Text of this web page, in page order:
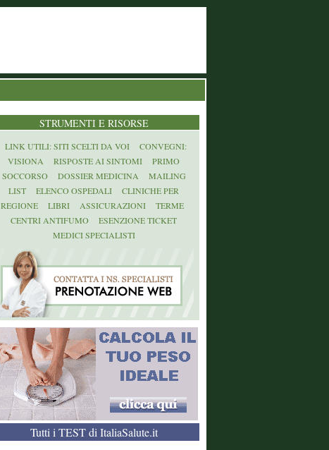
STRUMENTI E RISORSE
LINK UTILI: SITI SCELTI DA VOI
CONVEGNI:
VISIONA
RISPOSTE AI SINTOMI
PRIMO
SOCCORSO
DOSSIER MEDICINA
MAILING
LIST
ELENCO OSPEDALI
CLINICHE PER
REGIONE
LIBRI ASSICURAZIONI
TERME
CENTRI ANTIFUMO
ESENZIONE TICKET
MEDICI SPECIALISTI
Tutti i TEST di ItaliaSalute.it